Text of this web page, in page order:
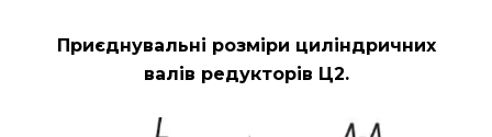
Приєднувальні розміри циліндричних
валів редукторів Ц2.